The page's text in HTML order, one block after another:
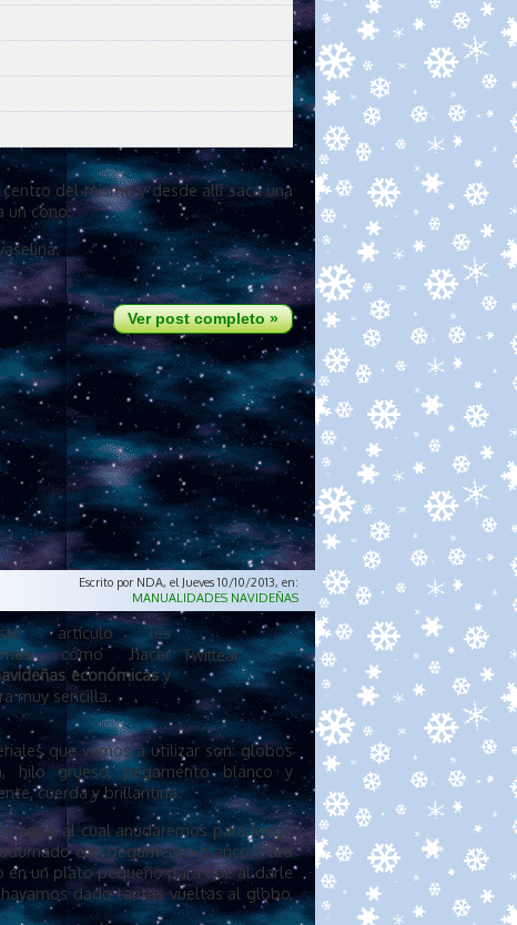
del mismo y desde allí saca una
un cono.
Ver post completo »
Escrito por NDA, el Jueves 10/10/2013, en:
MANUALIDADES NAVIDEÑAS
Twittear
artículo les
cómo hacer
económicasy
muy sencilla.
que vamos a utilizar son: globos
hilo grueso, pegamento blanco y
cuerda y brillantina.
agua, al cual anudaremos para luego
con pegamento blanco. Para
un plato pequeño para que al darle
dado tantas vueltas al globo,